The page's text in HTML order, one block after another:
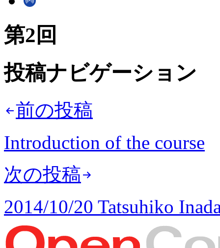
第2回
投稿ナビゲーション
前の投稿
Introduction of the course
次の投稿
2014/10/20 Tatsuhiko